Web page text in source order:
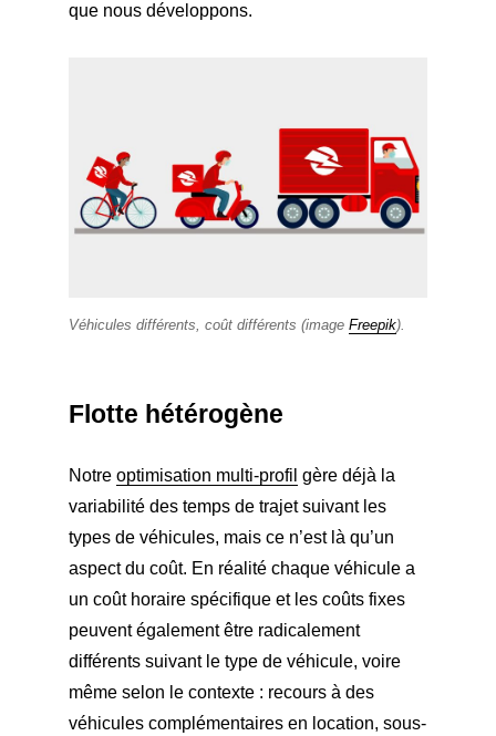
que nous développons.
Véhicules différents, coût différents (image Freepik).
Flotte hétérogène
Notre optimisation multi-profil gère déjà la
variabilité des temps de trajet suivant les
types de véhicules, mais ce n’est là qu’un
aspect du coût. En réalité chaque véhicule a
un coût horaire spécifique et les coûts fixes
peuvent également être radicalement
différents suivant le type de véhicule, voire
même selon le contexte : recours à des
véhicules complémentaires en location, sous-